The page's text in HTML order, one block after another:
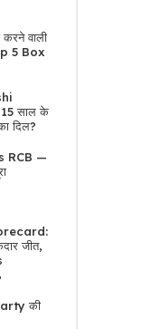
वाली
5 Box
साल के
दिल?
RCB —
जीत,
की